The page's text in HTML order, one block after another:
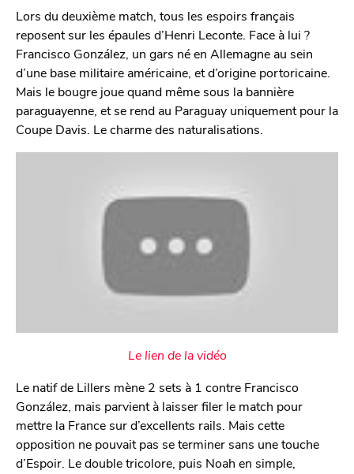
Lors du deuxième match, tous les espoirs français
reposent sur les épaules d’Henri Leconte. Face à lui ?
Francisco González, un gars né en Allemagne au sein
d’une base militaire américaine, et d’origine portoricaine.
Mais le bougre joue quand même sous la bannière
paraguayenne, et se rend au Paraguay uniquement pour la
Coupe Davis. Le charme des naturalisations.
Le lien de la vidéo
Le natif de Lillers mène 2 sets à 1 contre Francisco
González, mais parvient à laisser filer le match pour
mettre la France sur d’excellents rails. Mais cette
opposition ne pouvait pas se terminer sans une touche
d’Espoir. Le double tricolore, puis Noah en simple,